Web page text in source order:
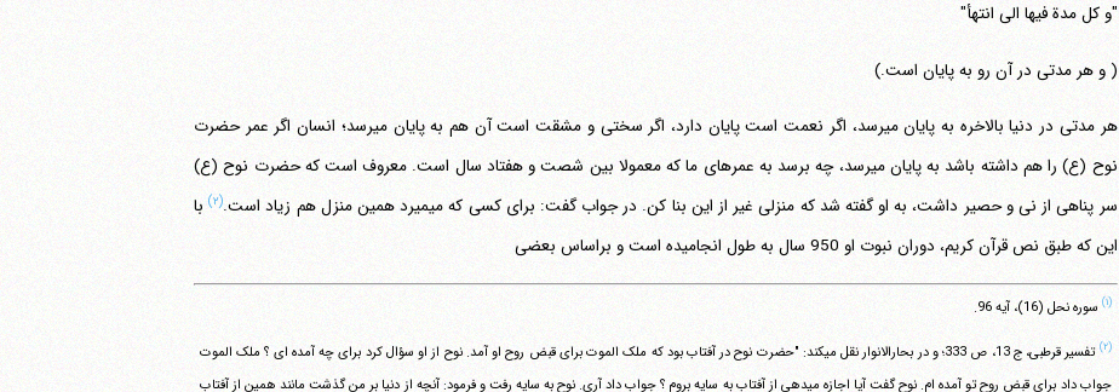
"و کل مدة فیها الی انتهأ"
( و هر مدتی در آن رو به پایان است.)
هر مدتی در دنیا بالاخره به پایان می‎رسد، اگر نعمت است پایان دارد، اگر سختی و مشقت است آن هم به پایان می‎رسد؛ انسان اگر عمر حضرت
نوح (ع) را هم داشته باشد به پایان می‎رسد، چه برسد به عمرهای ما که معمولا بین شصت و هفتاد سال است. معروف است که حضرت نوح (ع)
سر پناهی از نی و حصیر داشت، به او گفته شد که منزلی غیر از این بنا کن. در جواب گفت: برای کسی که می‎میرد همین منزل هم زیاد است.
(۲) با
این که طبق نص قرآن کریم، دوران نبوت او 950 سال به طول انجامیده است و براساس بعضی
(۱) سوره نحل (16)، آیه 96.
(۲)
تفسیر قرطبی، ج 13، ص 333؛ و در بحارالانوار نقل می‎کند: "حضرت نوح در آفتاب بود که ملک الموت برای قبض روح او آمد. نوح از او سؤال کرد برای چه آمده ای ؟ ملک الموت
جواب داد برای قبض روح تو آمده ام. نوح گفت آیا اجازه می‎دهی از آفتاب به سایه بروم ؟ جواب داد آری. نوح به سایه رفت و فرمود: آنچه از دنیا بر من گذشت مانند همین از آفتاب